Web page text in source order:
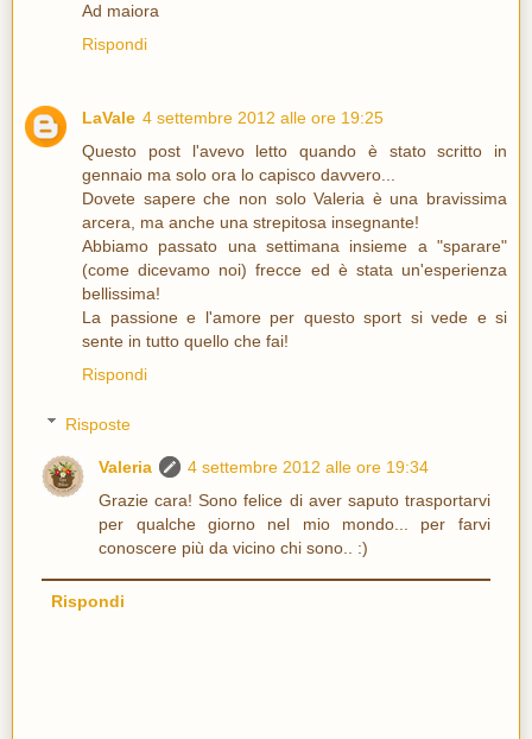
Ad maiora
Rispondi
LaVale 4 settembre 2012 alle ore 19:25
Questo post l'avevo letto quando è stato scritto in
gennaio ma solo ora lo capisco davvero...
Dovete sapere che non solo Valeria è una bravissima
arcera, ma anche una strepitosa insegnante!
Abbiamo passato una settimana insieme a "sparare"
(come dicevamo noi) frecce ed è stata un'esperienza
bellissima!
La passione e l'amore per questo sport si vede e si
sente in tutto quello che fai!
Rispondi
Risposte
Valeria
4 settembre 2012 alle ore 19:34
Grazie cara! Sono felice di aver saputo trasportarvi
per qualche giorno nel mio mondo... per farvi
conoscere più da vicino chi sono.. :)
Rispondi